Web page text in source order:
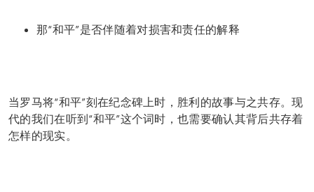
那“和平”是否伴随着对损害和责任的解释
当罗马将“和平”刻在纪念碑上时，胜利的故事与之共存。现
代的我们在听到“和平”这个词时，也需要确认其背后共存着
怎样的现实。